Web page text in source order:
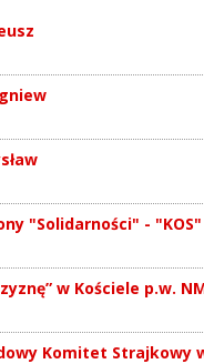
"Solidarności" - "KOS"
w Kościele p.w.
Komitet Strajkowy